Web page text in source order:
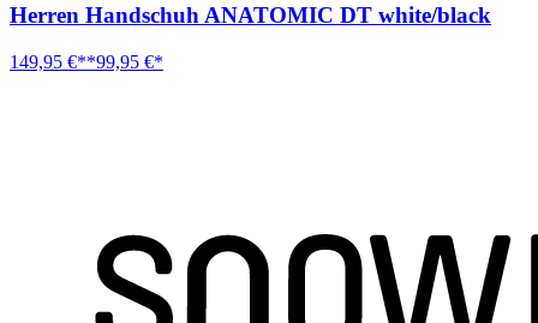
Herren Handschuh ANATOMIC DT white/black
149,95 €**99,95 €*